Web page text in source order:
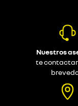
Nuestros
te